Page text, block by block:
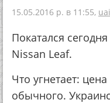
15.05.2016 р. в 11:55,
Покатался
Nissan Leaf.
Что угнетает:
обычного.